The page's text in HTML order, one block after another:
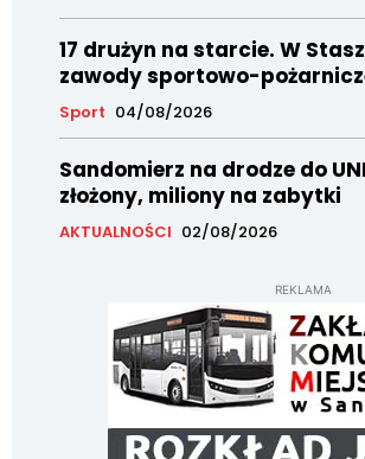
17 drużyn na starcie. W
zawody sportowo-
Sport 04/08/2026
Sandomierz na drodze do
złożony, miliony na zabytki
AKTUALNOŚCI 02/08/2026
REKLAMA